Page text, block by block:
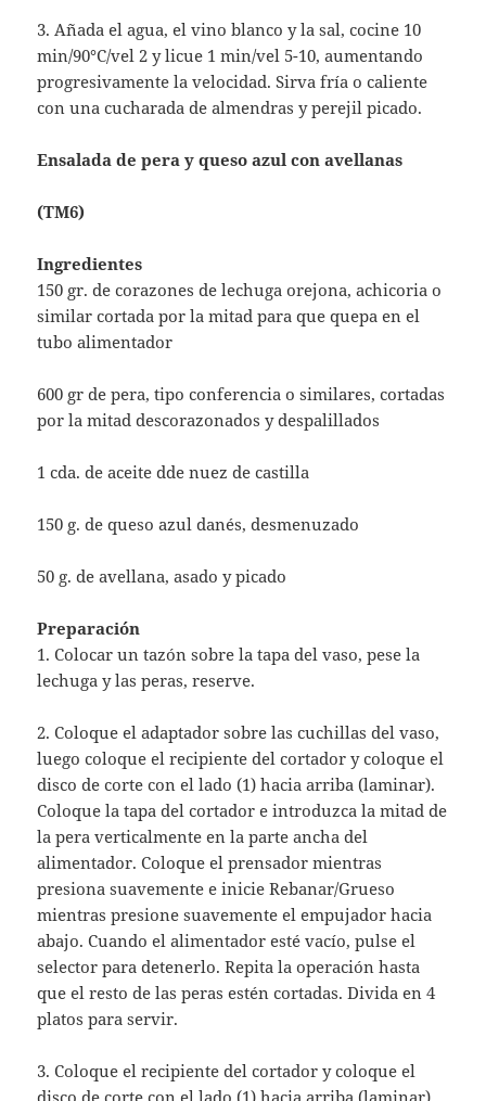
3. Añada el agua, el vino blanco y la sal, cocine 10
min/90°C/vel 2 y licue 1 min/vel 5-10, aumentando
progresivamente la velocidad. Sirva fría o caliente
con una cucharada de almendras y perejil picado.
Ensalada de pera y queso azul con avellanas
(TM6)
Ingredientes
150 gr. de corazones de lechuga orejona, achicoria o
similar cortada por la mitad para que quepa en el
tubo alimentador
600 gr de pera, tipo conferencia o similares, cortadas
por la mitad descorazonados y despalillados
1 cda. de aceite dde nuez de castilla
150 g. de queso azul danés, desmenuzado
50 g. de avellana, asado y picado
Preparación
1. Colocar un tazón sobre la tapa del vaso, pese la
lechuga y las peras, reserve.
2. Coloque el adaptador sobre las cuchillas del vaso,
luego coloque el recipiente del cortador y coloque el
disco de corte con el lado (1) hacia arriba (laminar).
Coloque la tapa del cortador e introduzca la mitad de
la pera verticalmente en la parte ancha del
alimentador. Coloque el prensador mientras
presiona suavemente e inicie Rebanar/Grueso
mientras presione suavemente el empujador hacia
abajo. Cuando el alimentador esté vacío, pulse el
selector para detenerlo. Repita la operación hasta
que el resto de las peras estén cortadas. Divida en 4
platos para servir.
3. Coloque el recipiente del cortador y coloque el